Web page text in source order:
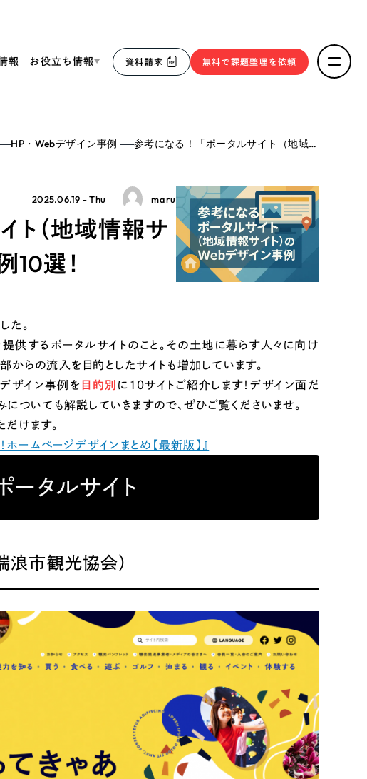
援
リープ・キャリア ／ 人材紹介サービス
完全成功報酬型のスカウト型ハイクラス人材紹介（岐阜・愛
日報ツールで案件ごとの営業利益をリアルタイムに可視化
（43件）
（39件）
（90件）
SDGsへの取り組み
新着情報
報 お役立ち情報
情報を発信
資料請求 無料で課題整理を依頼
ョップ） （43件）
） （28件）
ョンサイト
刷物） （90件）
HP・Webデザイン事例 参考になる！「ポータルサイト（地域情報サイト）」のWebデザイン事例10選！
2025.06.19 - Thu maru
ト（地域情報サ
10選！
た。
提供するポータルサイトのこと。その土地に暮らす人々に向け
らの流入を目的としたサイトも増加しています。
ザイン事例を 目的別
に10サイトご紹介します！デザイン面だ
ついても解説していきますので、ぜひご覧くださいませ。
けます。
ームページデザインまとめ【最新版】』
ータルサイト
浪市観光協会）